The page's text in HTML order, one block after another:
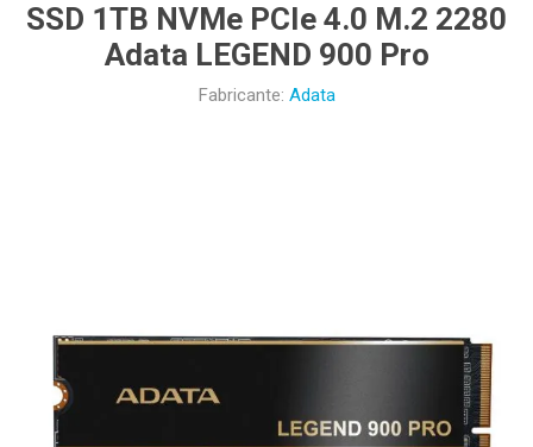
SSD 1TB NVMe PCIe 4.0 M.2 2280
Adata LEGEND 900 Pro
Fabricante: Adata